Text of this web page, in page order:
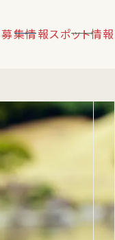
募集情報スポット情報